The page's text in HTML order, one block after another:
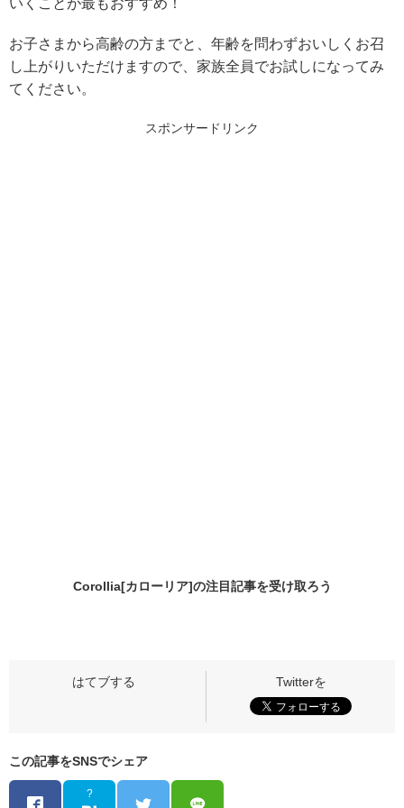
いくことが最もおすすめ！
お子さまから高齢の方までと、年齢を問わずおいしくお召
し上がりいただけますので、家族全員でお試しになってみ
てください。
スポンサードリンク
Corollia[カローリア]の注目記事を受け取ろう
この記事をSNSでシェア
?